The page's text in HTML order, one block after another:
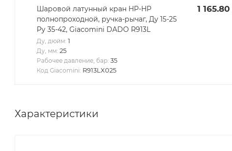
Шаровой латунный кран НР-НР
полнопроходной, ручка-рычаг, Ду 15-25
Ру 35-42, Giacomini DADO R913L
Ду, дюйм: 1
Ду, мм: 25
Рабочее давление, бар: 35
Код Giacomini: R913LX025
1 165.80
Характеристики